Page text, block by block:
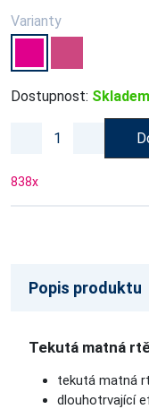
Varianty
Dostupnost: Skladem
838x
Popis produktu
Tekutá matná
tekutá matná
dlouhotrvající